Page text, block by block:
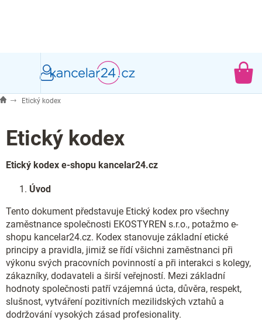
Etický kodex
Etický kodex
Etický kodex e-shopu kancelar24.cz
Úvod
Tento dokument představuje Etický kodex pro všechny
zaměstnance společnosti EKOSTYREN s.r.o., potažmo e-
shopu kancelar24.cz. Kodex stanovuje základní etické
principy a pravidla, jimiž se řídí všichni zaměstnanci při
výkonu svých pracovních povinností a při interakci s kolegy,
zákazníky, dodavateli a širší veřejností. Mezi základní
hodnoty společnosti patří vzájemná úcta, důvěra, respekt,
slušnost, vytváření pozitivních mezilidských vztahů a
dodržování vysokých zásad profesionality.